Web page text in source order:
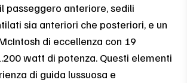
passeggero anteriore, sedili
sia anteriori che posteriori, e un
di eccellenza con 19
watt di potenza. Questi elementi
di guida lussuosa e